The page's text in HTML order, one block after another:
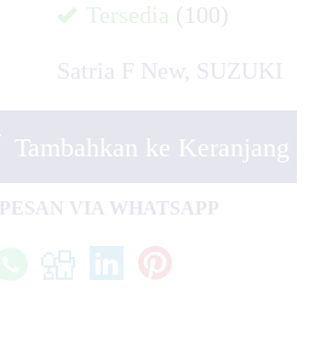
Tersedia (100)
Satria F New , SUZUKI
Tambahkan ke Keranjang
PESAN VIA WHATSAPP